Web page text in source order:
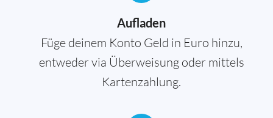
Aufladen
Füge deinem Konto Geld in Euro hinzu,
entweder via Überweisung oder mittels
Kartenzahlung.